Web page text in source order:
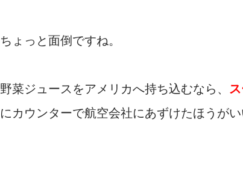
ちょっと面倒ですね。
野菜ジュースをアメリカへ持ち込むなら、
にカウンターで航空会社にあずけたほうがい